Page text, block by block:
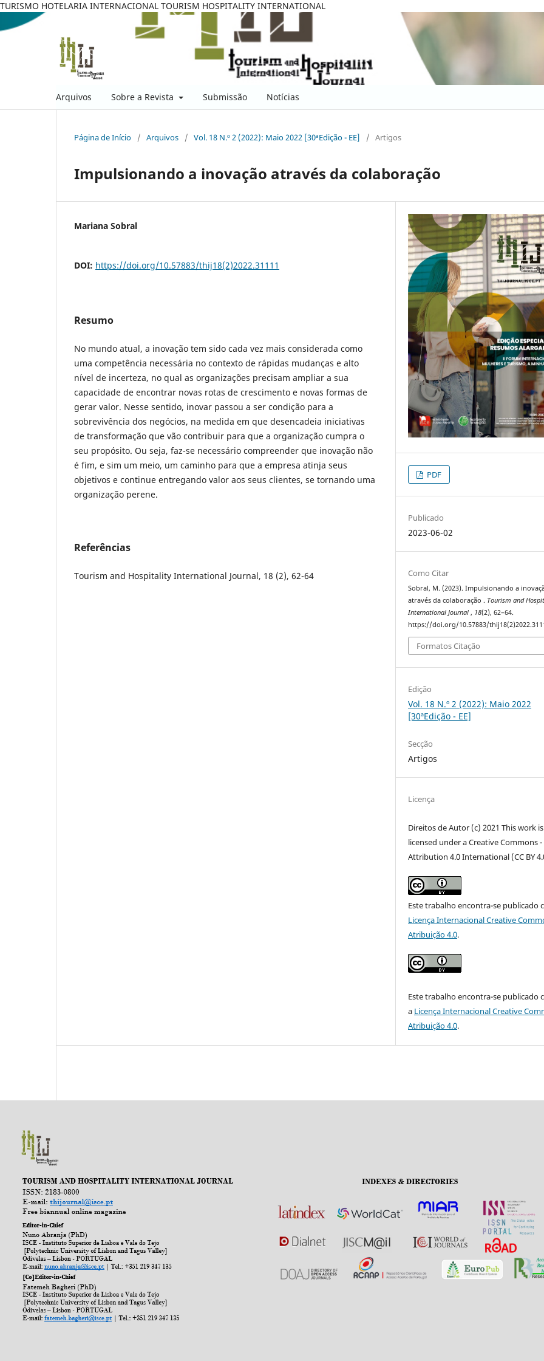
TURISMO HOTELARIA INTERNACIONAL TOURISM HOSPITALITY INTERNATIONAL
Arquivos Sobre a Revista Submissão Notícias
Página de Início / Arquivos / Vol. 18 N.º 2 (2022): Maio 2022 [30ªEdição - EE] / Artigos
Impulsionando a inovação através da colaboração
Mariana Sobral
DOI: https://doi.org/10.57883/thij18(2)2022.31111
Resumo
No mundo atual, a inovação tem sido cada vez mais considerada como
uma competência necessária no contexto de rápidas mudanças e alto
nível de incerteza, no qual as organizações precisam ampliar a sua
capacidade de encontrar novas rotas de crescimento e novas formas de
gerar valor. Nesse sentido, inovar passou a ser condição para a
sobrevivência dos negócios, na medida em que desencadeia iniciativas
de transformação que vão contribuir para que a organização cumpra o
seu propósito. Ou seja, faz-se necessário compreender que inovação não
é fim, e sim um meio, um caminho para que a empresa atinja seus
objetivos e continue entregando valor aos seus clientes, se tornando uma
organização perene.
Referências
Tourism and Hospitality International Journal, 18 (2), 62-64
PDF
Publicado
2023-06-02
Como Citar
Sobral, M. (2023). Impulsionando a
através da colaboração . Tourism and
International Journal , 18(2), 62–64.
https://doi.org/10.57883/
Formatos Citação
Edição
Vol. 18 N.º 2 (2022): Maio 2022
[30ªEdição - EE]
Secção
Artigos
Licença
Direitos de Autor (c) 2021 This work is
licensed under a Creative Commons -
Attribution 4.0 International (CC BY
Este trabalho encontra-se publicado
Licença Internacional Creative
Atribuição 4.0.
Este trabalho encontra-se publicado
a Licença Internacional Creative
Atribuição 4.0.